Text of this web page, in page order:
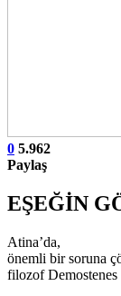
0 5.962
Paylaş
EŞEĞİN
Atina’da,
önemli bir soruna
filozof Demostenes